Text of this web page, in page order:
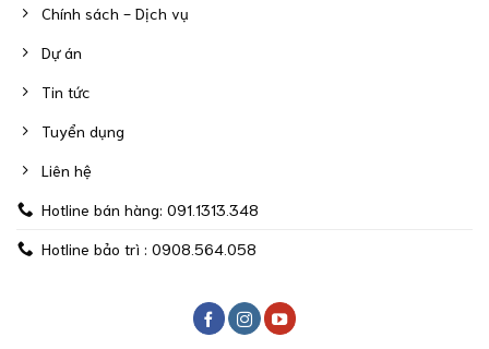
Chính sách - Dịch vụ
Dự án
Tin tức
Tuyển dụng
Liên hệ
Hotline bán hàng: 091.1313.348
Hotline bảo trì : 0908.564.058